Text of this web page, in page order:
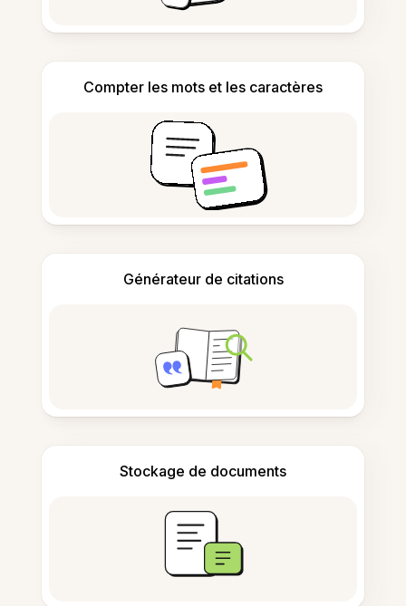
Compter les mots et les caractères
Générateur de citations
Stockage de documents